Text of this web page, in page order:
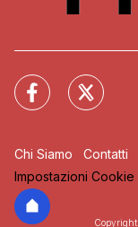
Chi Siamo Contatti
Impostazioni Cookie